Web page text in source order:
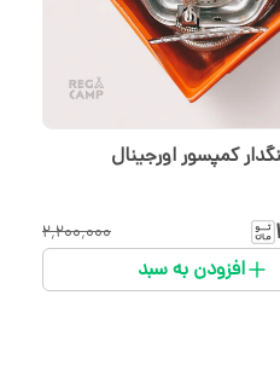
کمپسور اورجینال
۲٬۲۰۰٬۰۰۰
افزودن به سبد